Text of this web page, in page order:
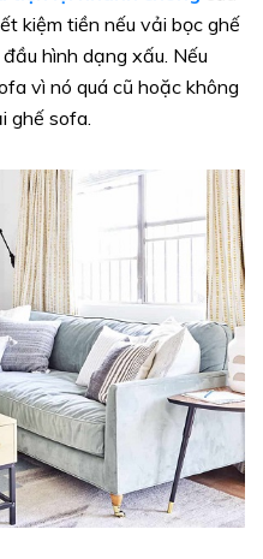
kiệm tiền nếu vải bọc ghế
hình dạng xấu. Nếu
vì nó quá cũ hoặc không
ghế sofa.